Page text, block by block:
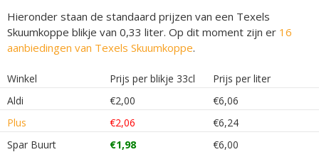
Hieronder staan de standaard prijzen van een Texels
Skuumkoppe blikje van 0,33 liter. Op dit moment zijn er 16
aanbiedingen van Texels Skuumkoppe.
Winkel Prijs per blikje 33cl
Prijs per liter
Aldi
€2,00
€6,06
Plus
€2,06
€6,24
Spar Buurt
€1,98 €6,00